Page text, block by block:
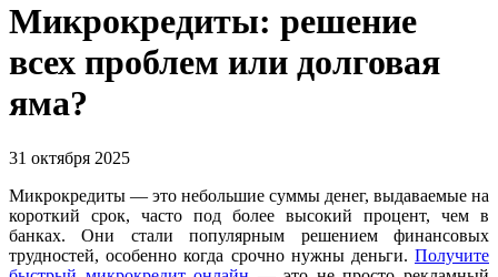
Микрокредиты: решение
всех проблем или долговая
яма?
31 октября 2025
Микрокредиты — это небольшие суммы денег, выдаваемые на
короткий срок, часто под более высокий процент, чем в
банках. Они стали популярным решением финансовых
трудностей, особенно когда срочно нужны деньги. Получите